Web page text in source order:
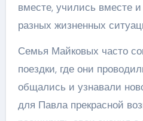
вместе, учились вместе
разных жизненных
Семья Майковых часто
поездки, где они
общались и узнавали
для Павла прекрасной